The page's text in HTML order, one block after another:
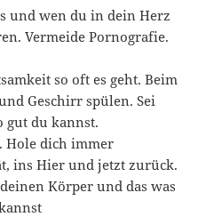
und wen du in dein Herz
Vermeide Pornografie.
so oft es geht. Beim
Geschirr spülen. Sei
gut du kannst.
Hole dich immer
ins Hier und jetzt zurück.
Körper und das was